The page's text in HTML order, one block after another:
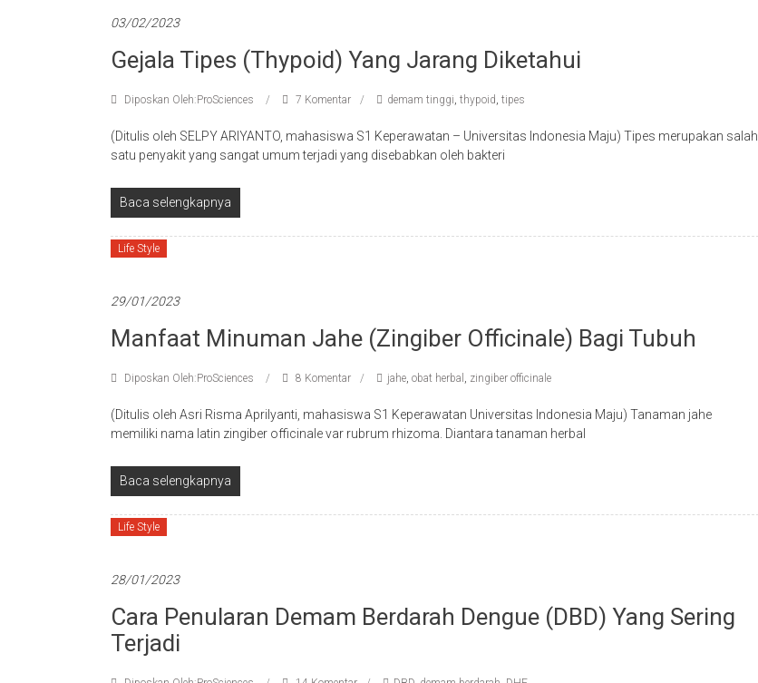
03/02/2023
Gejala Tipes (Thypoid) Yang Jarang Diketahui
Diposkan Oleh:ProSciences 7 Komentar demam tinggi, thypoid, tipes
(Ditulis oleh SELPY ARIYANTO, mahasiswa S1 Keperawatan – Universitas Indonesia Maju) Tipes merupakan salah
satu penyakit yang sangat umum terjadi yang disebabkan oleh bakteri
Baca selengkapnya
Life Style
29/01/2023
Manfaat Minuman Jahe (Zingiber Officinale) Bagi Tubuh
Diposkan Oleh:ProSciences 8 Komentar jahe, obat herbal , zingiber officinale
(Ditulis oleh Asri Risma Aprilyanti, mahasiswa S1 Keperawatan Universitas Indonesia Maju) Tanaman jahe
memiliki nama latin zingiber officinale var rubrum rhizoma. Diantara tanaman herbal
Baca selengkapnya
Life Style
28/01/2023
Cara Penularan Demam Berdarah Dengue (DBD) Yang Sering
Terjadi